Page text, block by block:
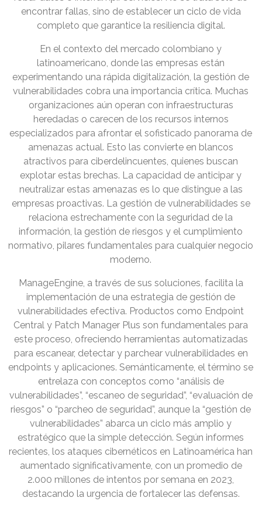
encontrar fallas, sino de establecer un ciclo de vida
completo que garantice la resiliencia digital.
En el contexto del mercado colombiano y
latinoamericano, donde las empresas están
experimentando una rápida digitalización, la gestión de
vulnerabilidades cobra una importancia crítica. Muchas
organizaciones aún operan con infraestructuras
heredadas o carecen de los recursos internos
especializados para afrontar el sofisticado panorama de
amenazas actual. Esto las convierte en blancos
atractivos para ciberdelincuentes, quienes buscan
explotar estas brechas. La capacidad de anticipar y
neutralizar estas amenazas es lo que distingue a las
empresas proactivas. La gestión de vulnerabilidades se
relaciona estrechamente con la seguridad de la
información, la gestión de riesgos y el cumplimiento
normativo, pilares fundamentales para cualquier negocio
moderno.
ManageEngine, a través de sus soluciones, facilita la
implementación de una estrategia de gestión de
vulnerabilidades efectiva. Productos como Endpoint
Central y Patch Manager Plus son fundamentales para
este proceso, ofreciendo herramientas automatizadas
para escanear, detectar y parchear vulnerabilidades en
endpoints y aplicaciones. Semánticamente, el término se
entrelaza con conceptos como “análisis de
vulnerabilidades”, “escaneo de seguridad”, “evaluación de
riesgos” o “parcheo de seguridad”, aunque la “gestión de
vulnerabilidades” abarca un ciclo más amplio y
estratégico que la simple detección. Según informes
recientes, los ataques cibernéticos en Latinoamérica han
aumentado significativamente, con un promedio de
2.000 millones de intentos por semana en 2023,
destacando la urgencia de fortalecer las defensas.